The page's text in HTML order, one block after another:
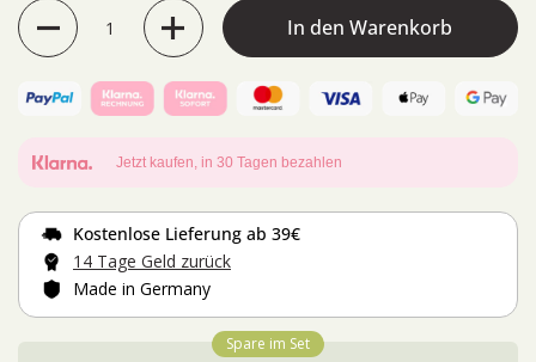
Anzahl
In den Warenkorb
Jetzt kaufen, in 30 Tagen bezahlen
Kostenlose Lieferung ab 39€
14 Tage Geld zurück
Made in Germany
Spare im Set